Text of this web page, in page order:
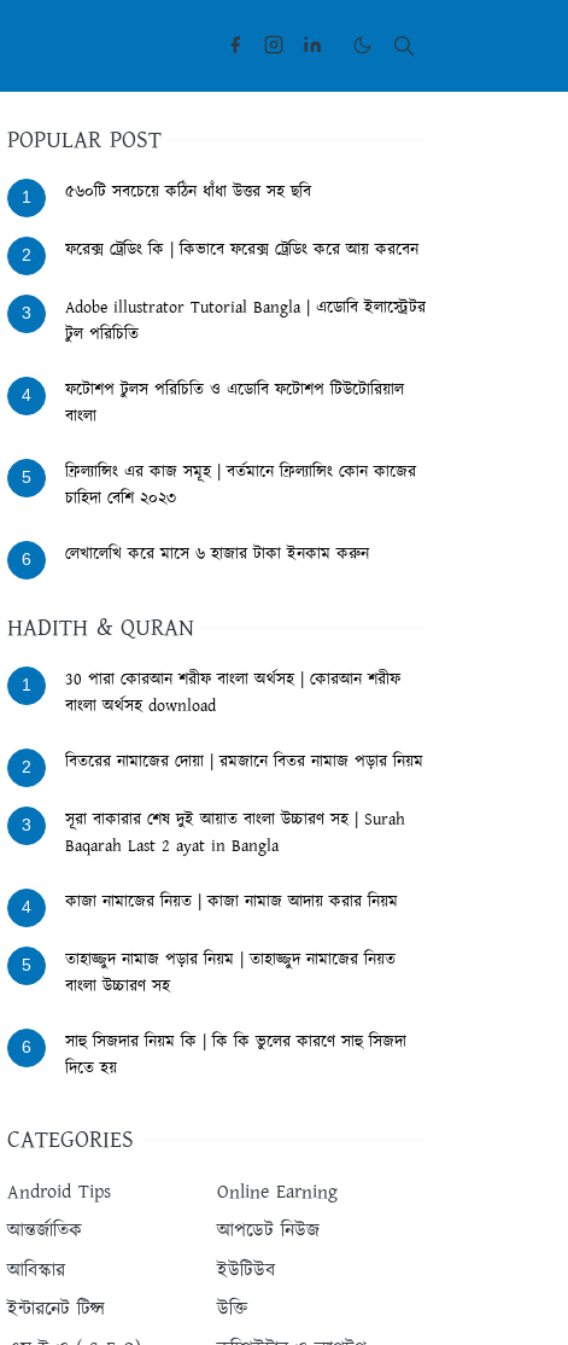
POPULAR POST
1 ৫৬০টি সবচেয়ে কঠিন ধাঁধা উত্তর সহ ছবি
2 ফরেক্স ট্রেডিং কি | কিভাবে ফরেক্স ট্রেডিং করে আয় করবেন
3
Adobe illustrator Tutorial Bangla | এডোবি ইলাস্ট্রেটর
টুল পরিচিতি
4
ফটোশপ টুলস পরিচিতি ও এডোবি ফটোশপ টিউটোরিয়াল
বাংলা
5
ফ্রিল্যান্সিং এর কাজ সমূহ | বর্তমানে ফ্রিল্যান্সিং কোন কাজের
চাহিদা বেশি ২০২৩
6 লেখালেখি করে মাসে ৬ হাজার টাকা ইনকাম করুন
HADITH & QURAN
1
30 পারা কোরআন শরীফ বাংলা অর্থসহ | কোরআন শরীফ
বাংলা অর্থসহ download
2 বিতরের নামাজের দোয়া | রমজানে বিতর নামাজ পড়ার নিয়ম
3
সূরা বাকারার শেষ দুই আয়াত বাংলা উচ্চারণ সহ | Surah
Baqarah Last 2 ayat in Bangla
4 কাজা নামাজের নিয়ত | কাজা নামাজ আদায় করার নিয়ম
5
তাহাজ্জুদ নামাজ পড়ার নিয়ম | তাহাজ্জুদ নামাজের নিয়ত
বাংলা উচ্চারণ সহ
6
সাহু সিজদার নিয়ম কি | কি কি ভুলের কারণে সাহু সিজদা
দিতে হয়
CATEGORIES
Android Tips
Online Earning
আন্তর্জাতিক
আপডেট নিউজ
আবিস্কার
ইউটিউব
ইন্টারনেট টিপ্স
উক্তি